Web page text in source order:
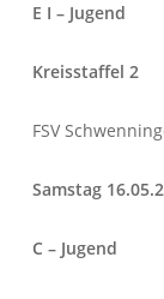
E I – Jugend
Kreisstaffel 2
FSV
Samstag
C – Jugend